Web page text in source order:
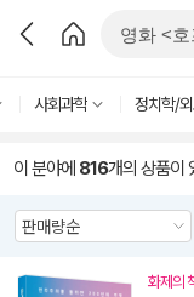
사회과학 정치학/
이 분야에 816개의 상품이
화제의